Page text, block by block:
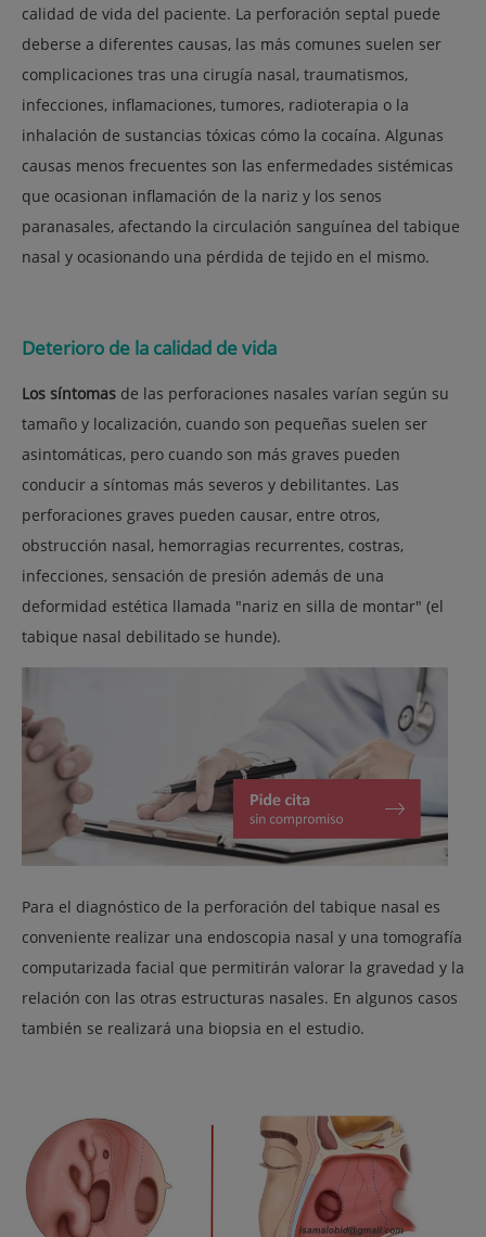
calidad de vida del paciente. La perforación septal puede
deberse a diferentes causas, las más comunes suelen ser
complicaciones tras una cirugía nasal, traumatismos,
infecciones, inflamaciones, tumores, radioterapia o la
inhalación de sustancias tóxicas cómo la cocaína. Algunas
causas menos frecuentes son las enfermedades sistémicas
que ocasionan inflamación de la nariz y los senos
paranasales, afectando la circulación sanguínea del tabique
nasal y ocasionando una pérdida de tejido en el mismo.
Deterioro de la calidad de vida
Los síntomas de las perforaciones nasales varían según su
tamaño y localización, cuando son pequeñas suelen ser
asintomáticas, pero cuando son más graves pueden
conducir a síntomas más severos y debilitantes. Las
perforaciones graves pueden causar, entre otros,
obstrucción nasal, hemorragias recurrentes, costras,
infecciones, sensación de presión además de una
deformidad estética llamada "nariz en silla de montar" (el
tabique nasal debilitado se hunde).
Para el diagnóstico de la perforación del tabique nasal es
conveniente realizar una endoscopia nasal y una tomografía
computarizada facial que permitirán valorar la gravedad y la
relación con las otras estructuras nasales. En algunos casos
también se realizará una biopsia en el estudio.